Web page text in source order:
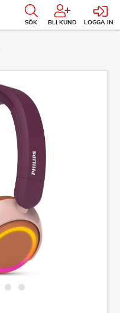
SÖK BLI KUND LOGGA IN